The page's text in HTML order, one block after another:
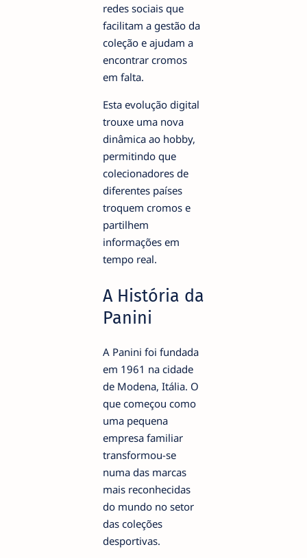
redes sociais que
facilitam a gestão da
coleção e ajudam a
encontrar cromos
em falta.
Esta evolução digital
trouxe uma nova
dinâmica ao hobby,
permitindo que
colecionadores de
diferentes países
troquem cromos e
partilhem
informações em
tempo real.
A História da
Panini
A Panini foi fundada
em 1961 na cidade
de Modena, Itália. O
que começou como
uma pequena
empresa familiar
transformou-se
numa das marcas
mais reconhecidas
do mundo no setor
das coleções
desportivas.